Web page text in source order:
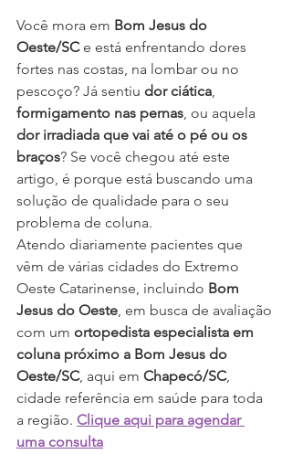
Você mora em Bom Jesus do
Oeste/SC e está enfrentando dores
fortes nas costas, na lombar ou no
pescoço? Já sentiu dor ciática,
formigamento nas pernas, ou aquela
dor irradiada que vai até o pé ou os
braços? Se você chegou até este
artigo, é porque está buscando uma
solução de qualidade para o seu
problema de coluna.
Atendo diariamente pacientes que
vêm de várias cidades do Extremo
Oeste Catarinense, incluindo Bom
Jesus do Oeste, em busca de avaliação
com um ortopedista especialista em
coluna próximo a Bom Jesus do
Oeste/SC, aqui em Chapecó/SC,
cidade referência em saúde para toda
a região. Clique aqui para agendar
uma consulta